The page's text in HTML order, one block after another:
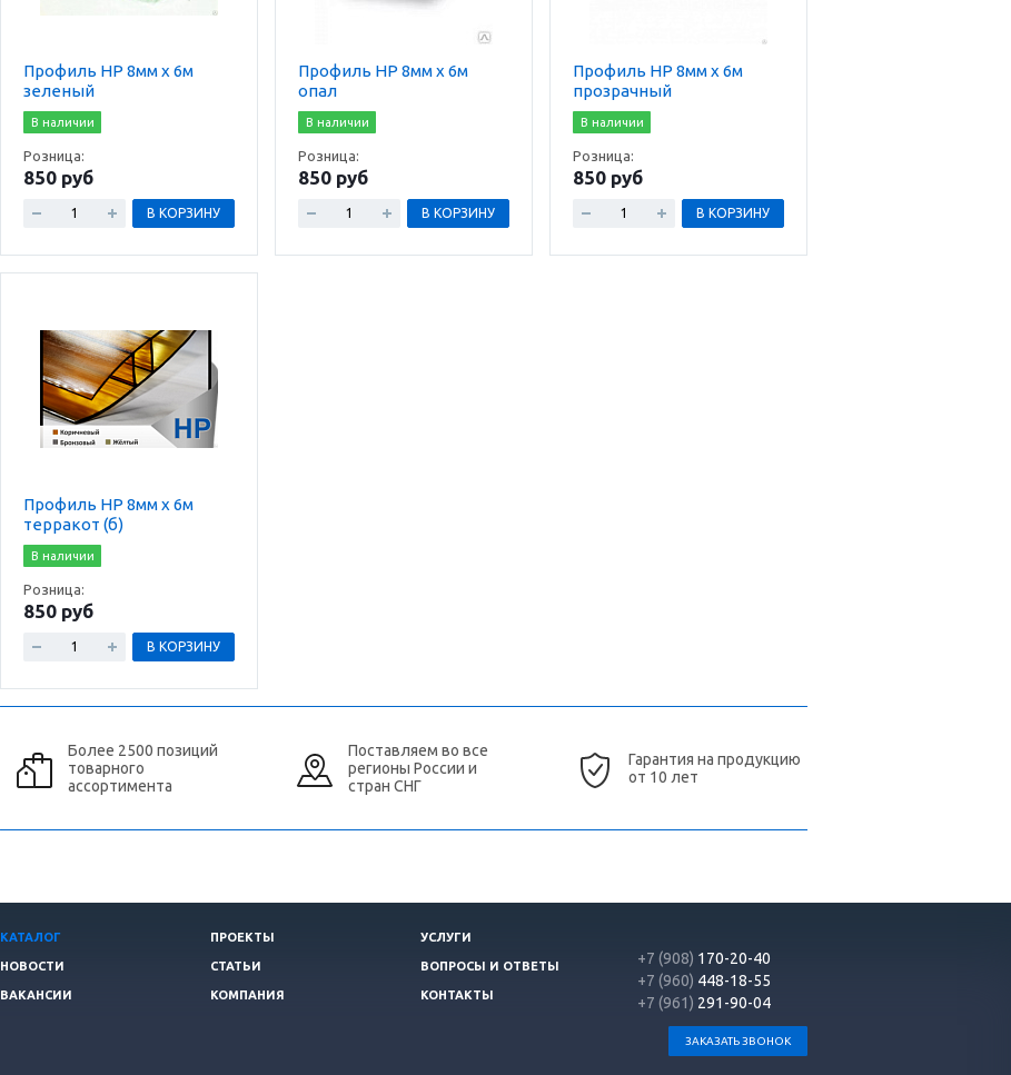
Профиль HP 8мм х 6м
зеленый
В наличии
Розница:
850 руб
В КОРЗИНУ
Профиль HP 8мм х 6м
опал
В наличии
Розница:
850 руб
В КОРЗИНУ
Профиль HP 8мм х 6м
прозрачный
В наличии
Розница:
850 руб
В КОРЗИНУ
Профиль HP 8мм х 6м
терракот (б)
В наличии
Розница:
850 руб
В КОРЗИНУ
Более 2500 позиций
товарного
ассортимента
Поставляем во все
регионы России и
стран СНГ
Гарантия на продукцию
от 10 лет
КАТАЛОГ ПРОЕКТЫ УСЛУГИ
НОВОСТИ СТАТЬИ ВОПРОСЫ И ОТВЕТЫ
ВАКАНСИИ КОМПАНИЯ КОНТАКТЫ
+7 (908) 170-20-40
+7 (960) 448-18-55
+7 (961) 291-90-04
ЗАКАЗАТЬ ЗВОНОК